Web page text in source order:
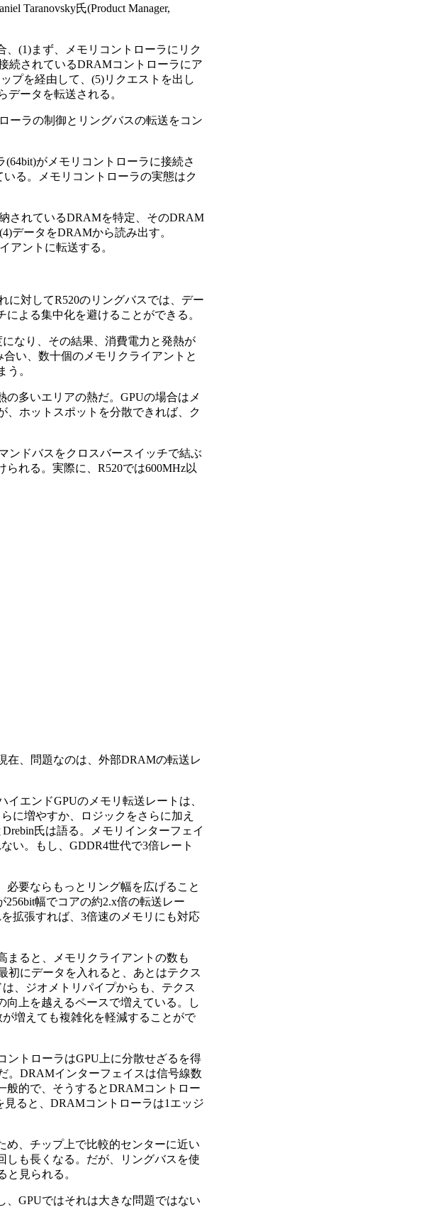
Taranovsky氏(Product Manager,
(1)まず、メモリコントローラにリク
続されているDRAMコントローラにア
プを経由して、(5)リクエストを出し
ータを転送される。
ーラの制御とリングバスの転送をコン
がメモリコントローラに接続さ
る。メモリコントローラの実態はク
されているDRAMを特定、そのDRAM
データをDRAMから読み出す。
アントに転送する。
対してR520のリングバスでは、デー
よる集中化を避けることができる。
なり、その結果、消費電力と発熱が
い、数十個のメモリクライアントと
。
多いエリアの熱だ。GPUの場合はメ
、ホットスポットを分散できれば、ク
ンドバスをクロスバースイッチで結ぶ
れる。実際に、R520では600MHz以
在、問題なのは、外部DRAMの転送レ
エンドGPUのメモリ転送レートは、
に増やすか、ロジックをさらに加え
氏は語る。メモリインターフェイ
い。もし、GDDR4世代で3倍レート
要ならもっとリング幅を広げること
幅でコアの約2.x倍の転送レー
拡張すれば、3倍速のメモリにも対応
ると、メモリクライアントの数も
初にデータを入れると、あとはテクス
、ジオメトリパイプからも、テクス
上を越えるペースで増えている。し
増えても複雑化を軽減することがで
トローラはGPU上に分散せざるを得
。DRAMインターフェイスは信号線数
般的で、そうするとDRAMコントロー
ると、DRAMコントローラは1エッジ
、チップ上で比較的センターに近い
しも長くなる。だが、リングバスを使
見られる。
GPUではそれは大きな問題ではない